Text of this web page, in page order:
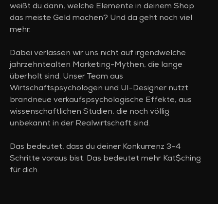
weißt du dann, welche Elemente in deinem Shop
das meiste Geld machen? Und da geht noch viel
mehr.
Dabei verlassen wir uns nicht auf irgendwelche
jahrzehntealten Marketing-Mythen, die lange
überholt sind. Unser Team aus
Wirtschaftspsychologen und UI-Designer nutzt
brandneue verkaufspsychologische Effekte, aus
wissenschaftlichen Studien, die noch völlig
unbekannt in der Realwirtschaft sind.
Das bedeutet, dass du deiner Konkurrenz 3–4
Schritte voraus bist. Das bedeutet mehr Kat$ching
für dich.